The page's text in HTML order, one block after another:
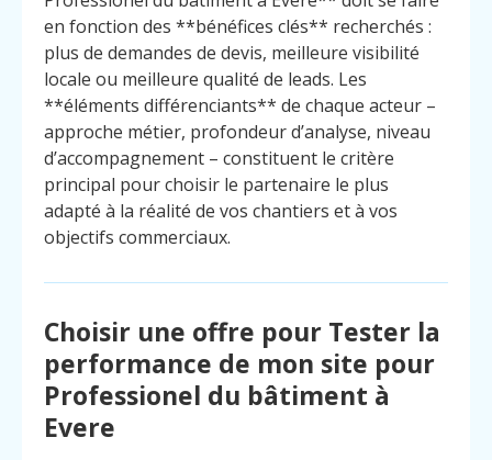
en fonction des **bénéfices clés** recherchés :
plus de demandes de devis, meilleure visibilité
locale ou meilleure qualité de leads. Les
**éléments différenciants** de chaque acteur –
approche métier, profondeur d’analyse, niveau
d’accompagnement – constituent le critère
principal pour choisir le partenaire le plus
adapté à la réalité de vos chantiers et à vos
objectifs commerciaux.
Choisir une offre pour Tester la
performance de mon site pour
Professionel du bâtiment à
Evere